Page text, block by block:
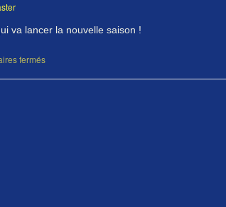
va lancer la nouvelle saison !
fermés